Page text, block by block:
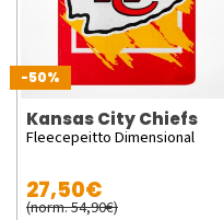
-50%
Kansas City Chiefs
Fleecepeitto Dimensional
27,50€
(norm. 54,90€)